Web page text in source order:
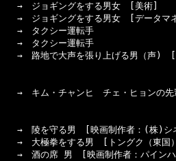
ジョギングをする男女　[美術]
ョギングをする男女　[データマネ
タクシー運転手
タクシー運転手
地で大声を張り上げる男（声)　[
キム・チャンヒ　チェ・ヒョンの先
陵を守る男　[映画制作者：(株)シ
大極拳をする男　[トングク（東国）
酒の席 男　[映画制作者：パインハ